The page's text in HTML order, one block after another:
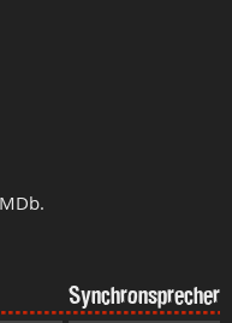
Synchronsprecher